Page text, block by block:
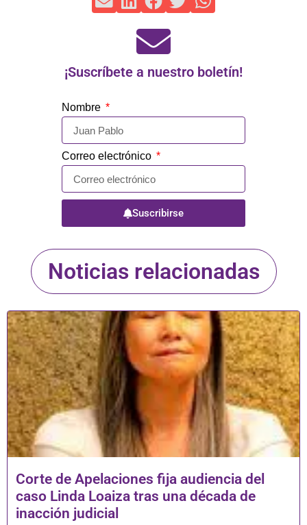
¡Suscríbete a nuestro boletín!
Nombre
Correo electrónico
Suscribirse
Noticias relacionadas
Corte de Apelaciones fija audiencia del
caso Linda Loaiza tras una década de
inacción judicial